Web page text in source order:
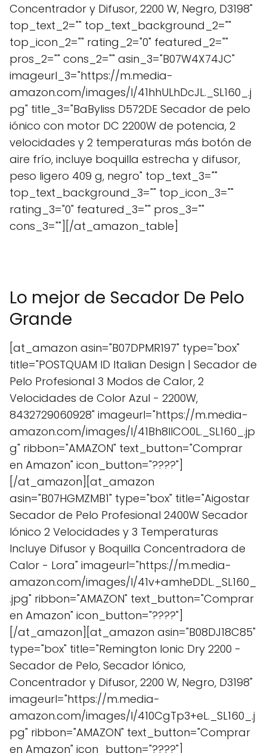
Concentrador y Difusor, 2200 W, Negro, D3198"
top_text_2="" top_text_background_2=""
top_icon_2="" rating_2="0" featured_2=""
pros_2="" cons_2="" asin_3="B07W4X74JC"
imageurl_3="https://m.media-
amazon.com/images/I/41hhULhDcJL._SL160_.j
pg" title_3="BaByliss D572DE Secador de pelo
iónico con motor DC 2200W de potencia, 2
velocidades y 2 temperaturas más botón de
aire frío, incluye boquilla estrecha y difusor,
peso ligero 409 g, negro" top_text_3=""
top_text_background_3="" top_icon_3=""
rating_3="0" featured_3="" pros_3=""
cons_3=""][/at_amazon_table]
Lo mejor de Secador De Pelo
Grande
[at_amazon asin="B07DPMR197" type="box"
title="POSTQUAM ID Italian Design | Secador de
Pelo Profesional 3 Modos de Calor, 2
Velocidades de Color Azul - 2200W,
8432729060928" imageurl="https://m.media-
amazon.com/images/I/41Bh8lICO0L._SL160_.jp
g" ribbon="AMAZON" text_button="Comprar
en Amazon" icon_button="????"]
[/at_amazon][at_amazon
asin="B07HGMZMB1" type="box" title="Aigostar
Secador de Pelo Profesional 2400W Secador
Iónico 2 Velocidades y 3 Temperaturas
Incluye Difusor y Boquilla Concentradora de
Calor - Lora" imageurl="https://m.media-
amazon.com/images/I/41v+amheDDL._SL160_
.jpg" ribbon="AMAZON" text_button="Comprar
en Amazon" icon_button="????"]
[/at_amazon][at_amazon asin="B08DJ18C85"
type="box" title="Remington Ionic Dry 2200 -
Secador de Pelo, Secador Iónico,
Concentrador y Difusor, 2200 W, Negro, D3198"
imageurl="https://m.media-
amazon.com/images/I/410CgTp3+eL._SL160_.j
pg" ribbon="AMAZON" text_button="Comprar
en Amazon" icon_button="????"]